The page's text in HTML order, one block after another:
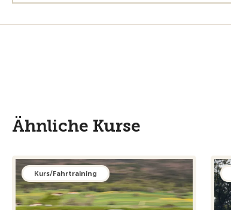
Ähnliche Kurse
Kurs/Fahrtraining